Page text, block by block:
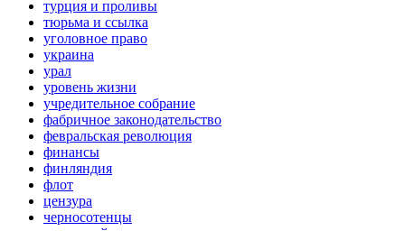
турция и проливы
тюрьма и ссылка
уголовное право
украина
урал
уровень жизни
учредительное собрание
фабричное законодательство
февральская революция
финансы
финляндия
флот
цензура
черносотенцы